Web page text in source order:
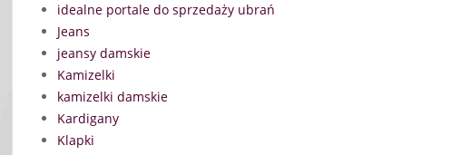
idealne portale do sprzedaży ubrań
Jeans
jeansy damskie
Kamizelki
kamizelki damskie
Kardigany
Klapki